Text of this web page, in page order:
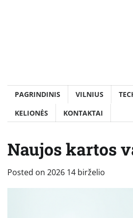
PAGRINDINIS VILNIUS
KELIONĖS
KONTAKTAI
Naujos kartos
Posted on 2026 14 birželio